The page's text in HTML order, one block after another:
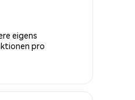
eigens
pro